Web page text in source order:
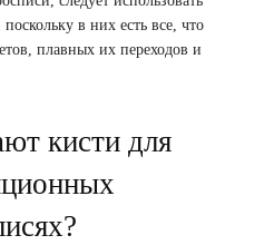
поскольку в них есть все, что
плавных их переходов и
кисти для